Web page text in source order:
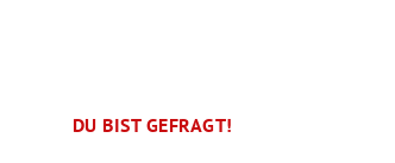
DU BIST GEFRAGT!